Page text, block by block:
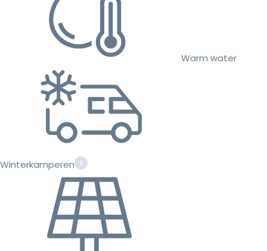
Warm water
Winterkamperen